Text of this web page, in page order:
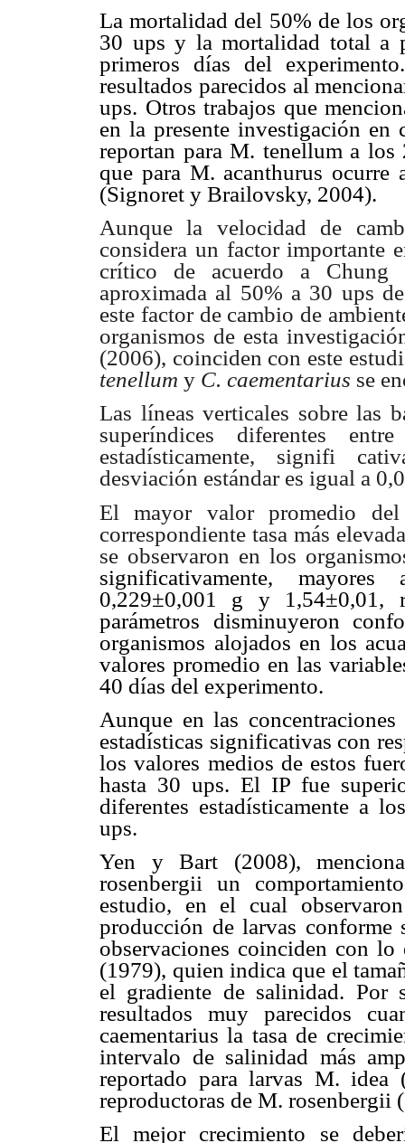
La mortalidad del 50% de los
30 ups y la mortalidad total a
primeros días del
resultados parecidos al
ups. Otros trabajos que
en la presente investigación
reportan para M. tenellum a
que para M. acanthurus
(Signoret y Brailovsky, 2004).
Aunque la velocidad de
considera un factor importante
crítico de
acuerdo a Chung
aproximada al 50% a 30 ups
este factor de cambio de
organismos de esta
(2006), coinciden con este
tenellum y C. caementarius se
Las líneas verticales sobre las
superíndices diferentes entre
estadísticamente,
signifi
desviación estándar es igual a
El mayor valor promedio
correspondiente tasa más
se observaron en los
significativamente,
0,229±0,001 g y 1,54±0,01,
parámetros disminuyeron
organismos alojados en los
valores promedio en las
40 días del experimento.
Aunque en las
estadísticas significativas con
los valores medios de estos
hasta 30 ups. El IP fue
diferentes estadísticamente a
ups.
Yen y Bart (2008),
rosenbergii un
estudio, en el cual
producción de larvas conforme
observaciones coinciden con
(1979), quien indica que el
el gradiente de salinidad. Por
resultados muy parecidos
caementarius la tasa de
intervalo de salinidad más
reportado para larvas M.
reproductoras de M. rosenbergii
El mejor crecimiento se